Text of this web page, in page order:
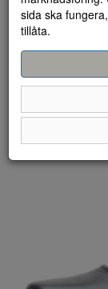
sida ska
tillåta.